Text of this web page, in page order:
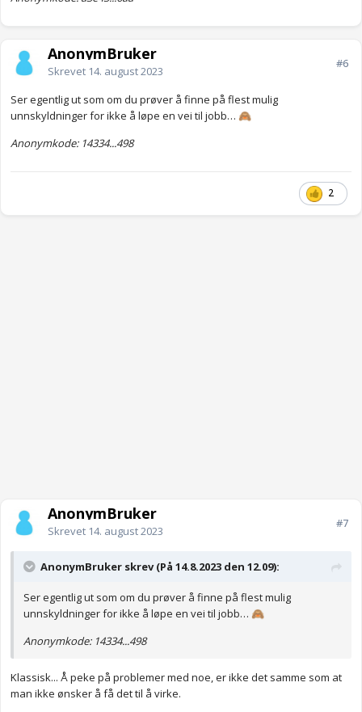
AnonymBruker
Skrevet 14. august 2023
#6
Ser egentlig ut som om du prøver å finne på flest mulig
unnskyldninger for ikke å løpe en vei til jobb… 🙈
Anonymkode: 14334...498
2
AnonymBruker
Skrevet 14. august 2023
#7
AnonymBruker skrev (På 14.8.2023 den 12.09):
Ser egentlig ut som om du prøver å finne på flest mulig
unnskyldninger for ikke å løpe en vei til jobb… 🙈
Anonymkode: 14334...498
Klassisk... Å peke på problemer med noe, er ikke det samme som at
man ikke ønsker å få det til å virke.